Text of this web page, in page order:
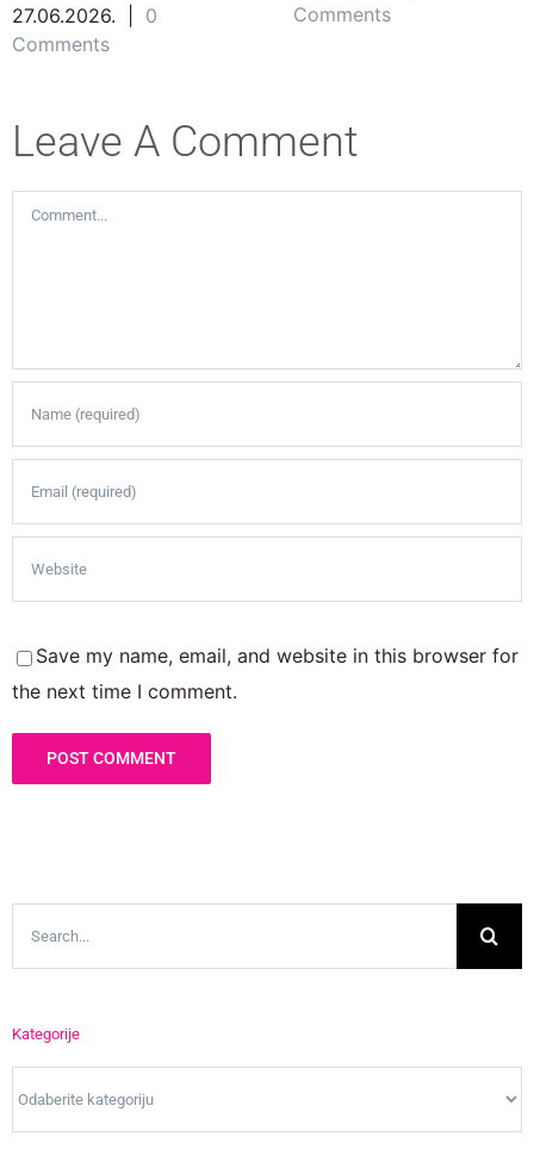
27.06.2026.
0
Comments
Comments
Leave A Comment
Comment
Save my name, email, and website in this browser for
the next time I comment.
Kategorije